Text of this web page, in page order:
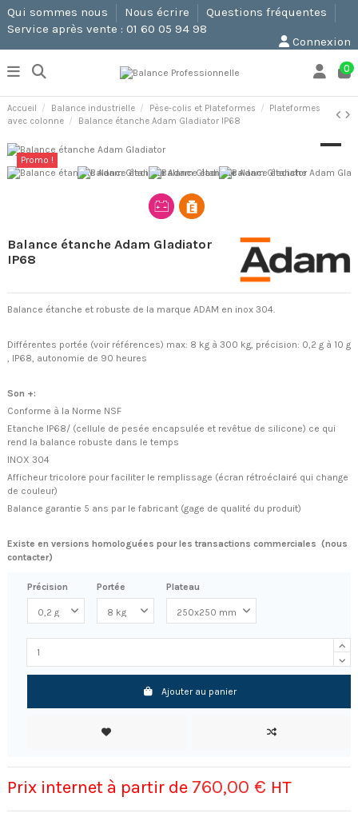
Qui sommes nous Nous écrire
Questions fréquentes
Service après vente : 01 60 05 94 98
Connexion
0
Accueil Balance industrielle Pèse-colis et Plateformes
Plateformes
avec colonne
Balance étanche Adam Gladiator IP68
Promo !
Balance étanche Adam Gladiator
IP68
Balance étanche et robuste de la marque ADAM en inox 304.
Différentes portée (voir références) max: 8 kg à 300 kg, précision: 0,2 g à 10 g
, IP68, autonomie de 90 heures
Son +:
Conforme à la Norme NSF
Etanche IP68/ (cellule de pesée encapsulée et revêtue de silicone) ce qui
rend la balance robuste dans le temps
INOX 304
Afficheur tricolore pour faciliter le remplissage (écran rétroéclairé qui change
de couleur)
Balance garantie 5 ans par le fabricant (gage de qualité du produit)
Existe en versions homologuées pour les transactions commerciales (nous
contacter)
Précision Portée Plateau
Ajouter au panier
Prix internet à partir de 760,00 € HT